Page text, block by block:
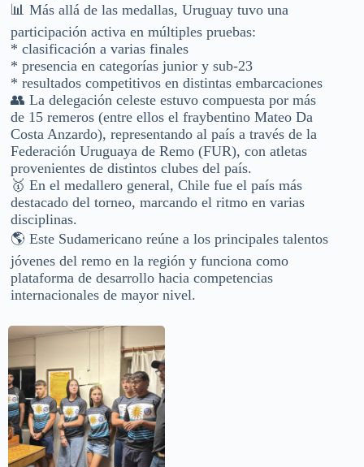
📊 Más allá de las medallas, Uruguay tuvo una
participación activa en múltiples pruebas:
* clasificación a varias finales
* presencia en categorías junior y sub-23
* resultados competitivos en distintas embarcaciones
👥 La delegación celeste estuvo compuesta por más
de 15 remeros (entre ellos el fraybentino Mateo Da
Costa Anzardo), representando al país a través de la
Federación Uruguaya de Remo (FUR), con atletas
provenientes de distintos clubes del país.
🥇 En el medallero general, Chile fue el país más
destacado del torneo, marcando el ritmo en varias
disciplinas.
🌎 Este Sudamericano reúne a los principales talentos
jóvenes del remo en la región y funciona como
plataforma de desarrollo hacia competencias
internacionales de mayor nivel.